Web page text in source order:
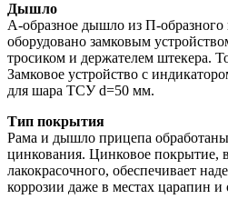
Дышло
А-образное дышло из П-
оборудовано замковым
тросиком и держателем штекера.
Замковое устройство с
для шара ТСУ d=50 мм.
Тип покрытия
Рама и дышло прицепа
цинкования. Цинковое покрытие,
лакокрасочного, обеспечивает
коррозии даже в местах царапин и